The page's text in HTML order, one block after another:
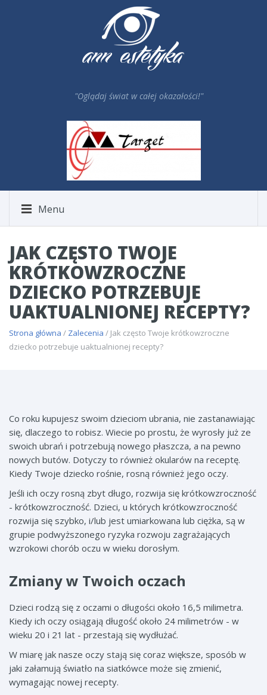
"Oglądaj świat w całej okazałości!"
Menu
JAK CZĘSTO TWOJE
KRÓTKOWZROCZNE
DZIECKO POTRZEBUJE
UAKTUALNIONEJ RECEPTY?
Strona główna / Zalecenia / Jak często Twoje krótkowzroczne
dziecko potrzebuje uaktualnionej recepty?
Co roku kupujesz swoim dzieciom ubrania, nie zastanawiając
się, dlaczego to robisz. Wiecie po prostu, że wyrosły już ze
swoich ubrań i potrzebują nowego płaszcza, a na pewno
nowych butów. Dotyczy to również okularów na receptę.
Kiedy Twoje dziecko rośnie, rosną również jego oczy.
Jeśli ich oczy rosną zbyt długo, rozwija się krótkowzroczność
- krótkowzroczność. Dzieci, u których krótkowzroczność
rozwija się szybko, i/lub jest umiarkowana lub ciężka, są w
grupie podwyższonego ryzyka rozwoju zagrażających
wzrokowi chorób oczu w wieku dorosłym.
Zmiany w Twoich oczach
Dzieci rodzą się z oczami o długości około 16,5 milimetra.
Kiedy ich oczy osiągają długość około 24 milimetrów - w
wieku 20 i 21 lat - przestają się wydłużać.
W miarę jak nasze oczy stają się coraz większe, sposób w
jaki załamują światło na siatkówce może się zmienić,
wymagając nowej recepty.